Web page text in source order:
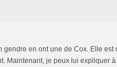
gendre en ont une de Cox. Elle est
Maintenant, je peux lui expliquer